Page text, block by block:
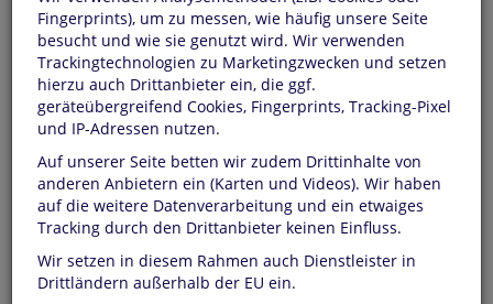
Fingerprints), um zu messen, wie häufig unsere Seite
besucht und wie sie genutzt wird. Wir verwenden
Trackingtechnologien zu Marketingzwecken und setzen
hierzu auch Drittanbieter ein, die ggf.
geräteübergreifend Cookies, Fingerprints, Tracking-Pixel
und IP-Adressen nutzen.
Auf unserer Seite betten wir zudem Drittinhalte von
anderen Anbietern ein (Karten und Videos). Wir haben
auf die weitere Datenverarbeitung und ein etwaiges
Tracking durch den Drittanbieter keinen Einfluss.
Wir setzen in diesem Rahmen auch Dienstleister in
Drittländern außerhalb der EU ein.
Der Newsletter von BiNO
Literaturkurier – Der Newsletter
direkt von BiNO
Wir halten Sie auf dem Laufenden: Mit dem Newsletter direkt
von BiNO aus dem Laden erfahren Sie jeden Donnerstag
Aktuelles aus der Buchhandlung, Informationen über die
nächsten Veranstaltungen und Buchtipps aus dem BiNO-
Team. Außerdem erhalten Sie viele TV- und Radiotipps von